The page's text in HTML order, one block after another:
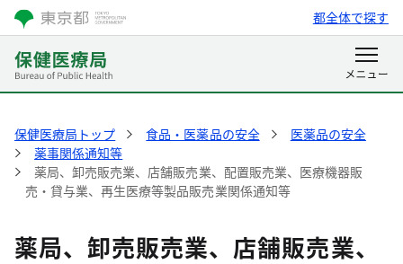
都全体で探す
保健医療局トップ 食品・医薬品の安全
医薬品の安全
薬事関係通知等
薬局、卸売販売業、店舗販売業、配置販売業、医療機器販
売・貸与業、再生医療等製品販売業関係通知等
薬局、卸売販売業、店舗販売業、